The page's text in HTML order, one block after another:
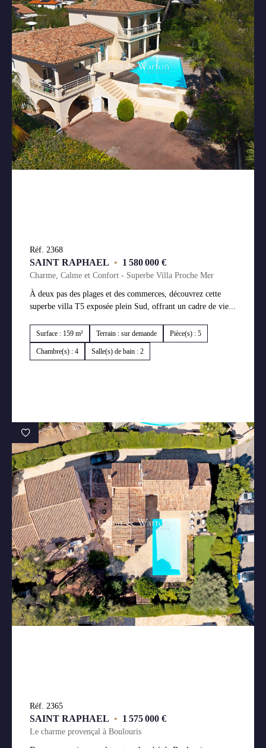
Réf. 2368
SAINT RAPHAEL • 1 580 000 €
Charme, Calme et Confort - Superbe Villa Proche Mer
À deux pas des plages et des commerces, découvrez cette
superbe villa T5 exposée plein Sud, offrant un cadre de vie...
Surface : 159 m² Terrain : sur demande Pièce(s) : 5
Chambre(s) : 4 Salle(s) de bain : 2
Réf. 2365
SAINT RAPHAEL • 1 575 000 €
Le charme provençal à Boulouris